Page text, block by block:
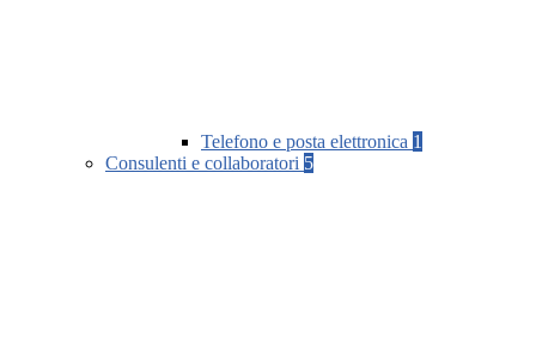
Telefono e posta elettronica 1
Consulenti e collaboratori 5